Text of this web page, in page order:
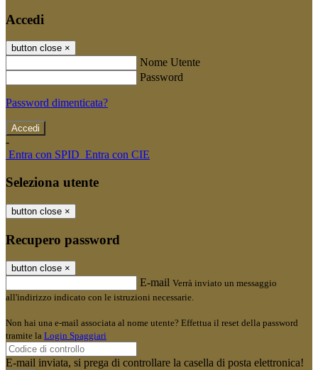
Accedi
button close ×
Nome Utente
Password
Password dimenticata?
-
Entra con SPID Entra con CIE
Seleziona utente
button close ×
Recupero password
button close ×
E-mail Verrà inviato un messaggio
all'indirizzo indicato con le istruzioni necessarie.
Non hai una e-mail associata al nome utente? Effettua il reset della password
tramite la Login Spaggiari
E-mail inviata, si prega di controllare la casella di posta elettronica!